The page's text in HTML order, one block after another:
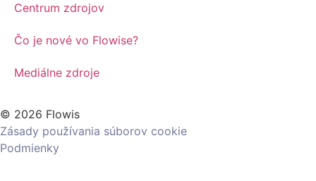
Centrum zdrojov
Čo je nové vo Flowise?
Mediálne zdroje
© 2026 Flowis
Zásady používania súborov cookie
Podmienky